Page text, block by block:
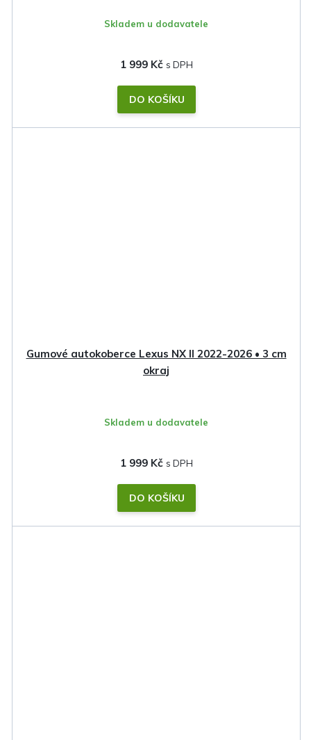
Skladem u dodavatele
1 999 Kč
DO KOŠÍKU
Gumové autokoberce Lexus NX II 2022-2026 • 3 cm
okraj
Skladem u dodavatele
1 999 Kč
DO KOŠÍKU